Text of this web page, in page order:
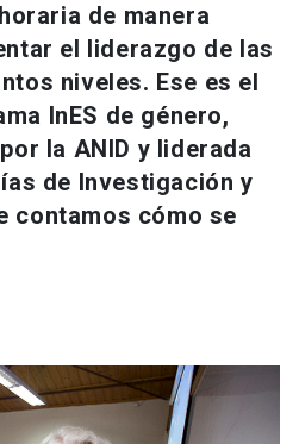
keyboard_arrow_down
launch
launch
de manera
el liderazgo de las
niveles. Ese es el
InES de género,
la ANID y liderada
de Investigación y
contamos cómo se